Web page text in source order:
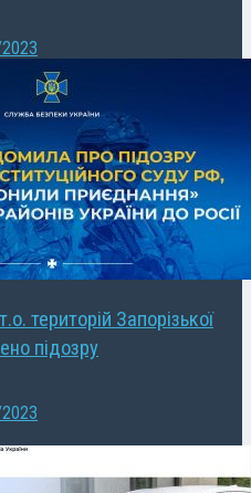
територій Запорізької
підозру